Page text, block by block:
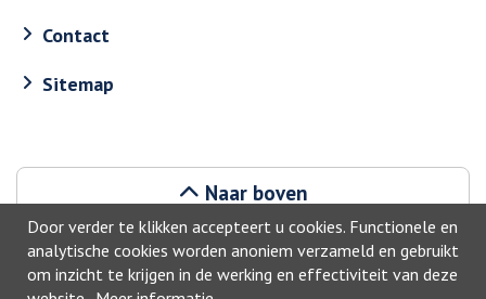
Door verder te klikken accepteert u cookies. Functionele en
analytische cookies worden anoniem verzameld en gebruikt
om inzicht te krijgen in de werking en effectiviteit van deze
Contact
Sitemap
Naar boven